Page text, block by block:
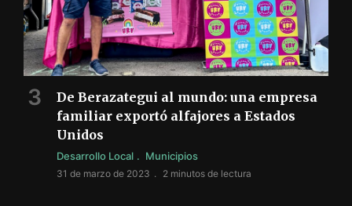
De Berazategui al mundo: una empresa
familiar exportó alfajores a Estados
Unidos
Desarrollo Local Municipios
31 de marzo de 2023 2 minutos de lectura